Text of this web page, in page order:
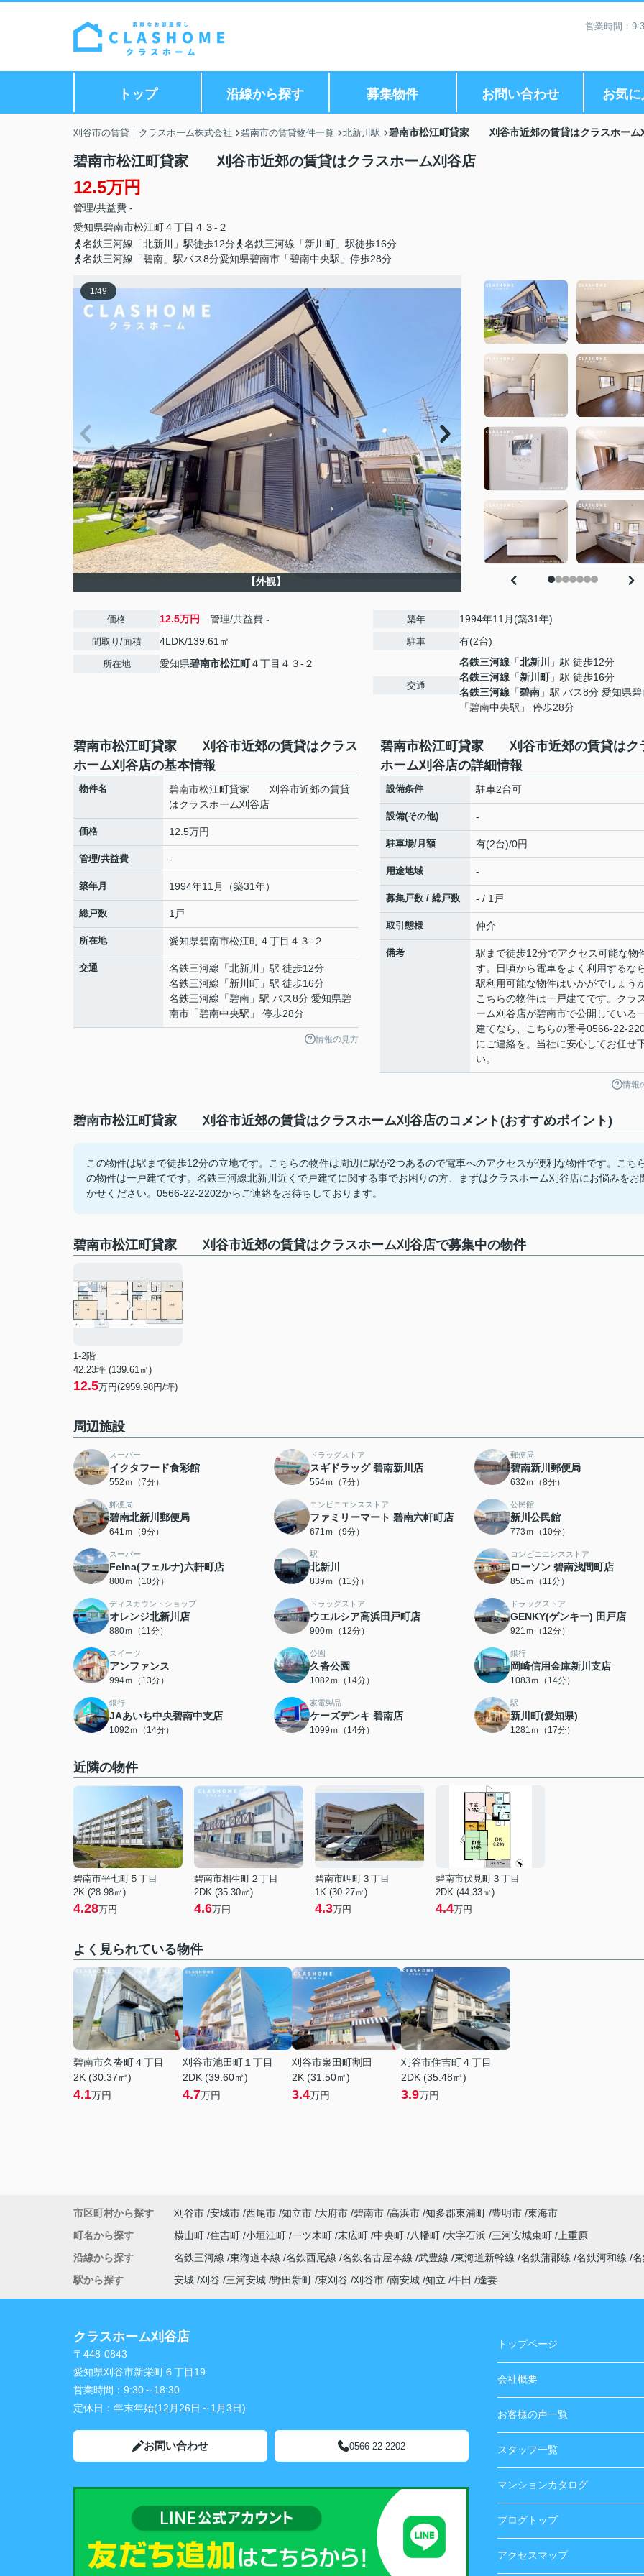
営業時間：
トップ 沿線から探す 募集物件 お問い合わせ お気
刈谷市の賃貸｜クラスホーム株式会社 碧南市の賃貸物件一覧 北新川駅 碧南市松江町貸家 刈谷市近郊の賃貸はクラスホーム
碧南市松江町貸家 刈谷市近郊の賃貸はクラスホーム刈谷店
12.5万円
管理/共益費 -
愛知県碧南市松江町４丁目４３-２
名鉄三河線「北新川」駅徒歩12分
名鉄三河線「新川町」駅徒歩16分
名鉄三河線「碧南」駅バス8分愛知県碧南市「碧南中央駅」停歩28分
1/49
【外観】
価格 12.5万円 管理/共益費 -
間取り/面積 4LDK/139.61㎡
所在地 愛知県碧南市松江町４丁目４３-２
築年 1994年11月(築31年)
駐車 有(2台)
交通
名鉄三河線 「北新川
」駅 徒歩12分
名鉄三河線 「新川町」駅 徒歩16分
名鉄三河線 「碧南 」駅 バス8分 愛知県
「碧南中央駅」 停歩28分
碧南市松江町貸家 刈谷市近郊の賃貸はクラス
ホーム刈谷店の基本情報
物件名
碧南市松江町貸家 刈谷市近郊の賃貸
はクラスホーム刈谷店
価格 12.5万円
管理/共益費 -
築年月 1994年11月（築31年）
総戸数 1戸
所在地 愛知県碧南市松江町４丁目４３-２
交通 名鉄三河線 「北新川
」駅 徒歩12分
名鉄三河線 「新川町 」駅 徒歩16分
名鉄三河線 「碧南 」駅 バス8分 愛知県碧
南市「碧南中央駅」 停歩28分
情報の見方
碧南市松江町貸家 刈谷市近郊の賃貸はク
ホーム刈谷店の詳細情報
設備条件 駐車2台可
設備(その他) -
駐車場/月額 有(2台)/0円
用途地域 -
募集戸数 / 総戸数 - / 1戸
取引態様 仲介
備考
駅まで徒歩12分でアクセス可能な物
す。日頃から電車をよく利用するな
駅利用可能な物件はいかがでしょうか
こちらの物件は一戸建てです。クラ
ーム刈谷店が碧南市で公開している
建てなら、こちらの番号0566-22-
にご連絡を。当社に安心してお任せ
い。
情報
碧南市松江町貸家 刈谷市近郊の賃貸はクラスホーム刈谷店のコメント(おすすめポイント)
この物件は駅まで徒歩12分の立地です。こちらの物件は周辺に駅が2つあるので電車へのアクセスが便利な物件です。こち
の物件は一戸建てです。名鉄三河線北新川近くで戸建てに関する事でお困りの方、まずはクラスホーム刈谷店にお悩みをお
かせください。0566-22-2202からご連絡をお待ちしております。
碧南市松江町貸家 刈谷市近郊の賃貸はクラスホーム刈谷店で募集中の物件
1-2階
42.23坪 (139.61㎡)
12.5万円(2959.98円/坪)
周辺施設
スーパー
イクタフード食彩館
552ｍ（7分）
ドラッグストア
スギドラッグ 碧南新川店
554ｍ（7分）
郵便局
碧南新川郵便局
632ｍ（8分）
郵便局
碧南北新川郵便局
641ｍ（9分）
コンビニエンスストア
ファミリーマート 碧南六軒町店
671ｍ（9分）
公民館
新川公民館
773ｍ（10分）
スーパー
Felna(フェルナ)六軒町店
800ｍ（10分）
駅
北新川
839ｍ（11分）
コンビニエンスストア
ローソン 碧南浅間町店
851ｍ（11分）
ディスカウントショップ
オレンジ北新川店
880ｍ（11分）
ドラッグストア
ウエルシア高浜田戸町店
900ｍ（12分）
ドラッグストア
GENKY(ゲンキー) 田戸店
921ｍ（12分）
スイーツ
アンファンス
994ｍ（13分）
公園
久沓公園
1082ｍ（14分）
銀行
岡崎信用金庫新川支店
1083ｍ（14分）
銀行
JAあいち中央碧南中支店
1092ｍ（14分）
家電製品
ケーズデンキ 碧南店
1099ｍ（14分）
駅
新川町(愛知県)
1281ｍ（17分）
近隣の物件
碧南市平七町５丁目
2K (28.98㎡)
4.28万円
碧南市相生町２丁目
2DK (35.30㎡)
4.6万円
碧南市岬町３丁目
1K (30.27㎡)
4.3万円
碧南市伏見町３丁目
2DK (44.33㎡)
4.4万円
よく見られている物件
碧南市久沓町４丁目
2K (30.37㎡)
4.1万円
刈谷市池田町１丁目
2DK (39.60㎡)
4.7万円
刈谷市泉田町割田
2K (31.50㎡)
3.4万円
刈谷市住吉町４丁目
2DK (35.48㎡)
3.9万円
市区町村から探す 刈谷市 安城市 西尾市 知立市 大府市 碧南市 高浜市 知多郡東浦町 豊明市 東海市
町名から探す
横山町 住吉町 小垣江町 一ツ木町 末広町 中央町 八幡町 大字石浜 三河安城東町
上重原
沿線から探す
名鉄三河線 東海道本線 名鉄西尾線 名鉄名古屋本線 武豊線 東海道新幹線 名鉄蒲郡線 名鉄河和線
駅から探す
安城 刈谷 三河安城 野田新町 東刈谷 刈谷市 南安城 知立 牛田 逢妻
クラスホーム刈谷店
〒448-0843
愛知県刈谷市新栄町６丁目19
営業時間： 9:30～18:30
定休日： 年末年始(12月26日～1月3日)
お問い合わせ 0566-22-2202
トップページ
会社概要
お客様の声一覧
スタッフ一覧
マンションカタログ
ブログトップ
アクセスマップ